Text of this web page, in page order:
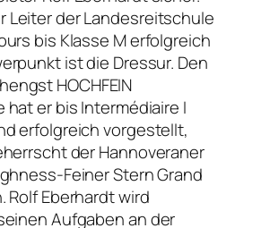
Leiter der Landesreitschule
bis Klasse M erfolgreich
ist die Dressur. Den
HOCHFEIN
er bis Intermédiaire I
erfolgreich vorgestellt,
der Hannoveraner
Feiner Stern Grand
Rolf Eberhardt wird
Aufgaben an der